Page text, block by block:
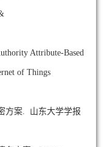
Attribute-Based
of Things
方案. 山东大学学报